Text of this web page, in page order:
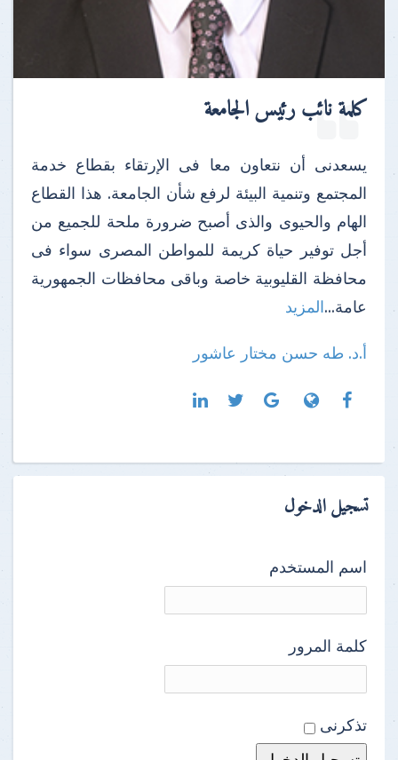
كلمة نائب رئيس الجامعة
يسعدنى أن نتعاون معا فى الإرتقاء بقطاع خدمة
المجتمع وتنمية البيئة لرفع شأن الجامعة. هذا القطاع
الهام والحيوى والذى أصبح ضرورة ملحة للجميع من
أجل توفير حياة كريمة للمواطن المصرى سواء فى
محافظة القليوبية خاصة وباقى محافظات الجمهورية
عامة...المزيد
أ.د. طه حسن مختار عاشور
تسجيل الدخول
اسم المستخدم
كلمة المرور
تذكرنى